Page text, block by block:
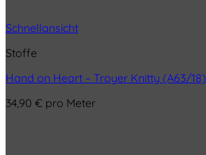
Schnellansicht
Stoffe
Hand on Heart – Troyer Knitty (A63/18)
34,90 € pro Meter